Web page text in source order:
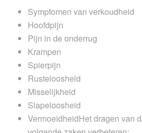
Symptomen van verkoudheid
Hoofdpijn
Pijn in de onderrug
Krampen
Spierpijn
Rusteloosheid
Misselijkheid
Slapeloosheid
VermoeidheidHet dragen van